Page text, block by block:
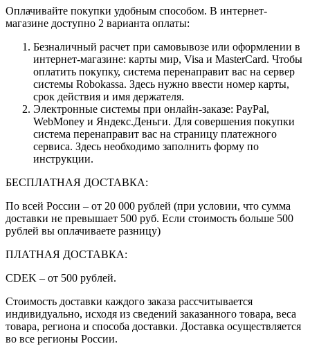
Оплачивайте покупки удобным способом. В интернет-
магазине доступно 2 варианта оплаты:
Безналичный расчет при самовывозе или оформлении в
интернет-магазине: карты мир, Visa и MasterCard. Чтобы
оплатить покупку, система перенаправит вас на сервер
системы Robokassa. Здесь нужно ввести номер карты,
срок действия и имя держателя.
Электронные системы при онлайн-заказе: PayPal,
WebMoney и Яндекс.Деньги. Для совершения покупки
система перенаправит вас на страницу платежного
сервиса. Здесь необходимо заполнить форму по
инструкции.
БЕСПЛАТНАЯ ДОСТАВКА:
По всей России – от 20 000 рублей (при условии, что сумма
доставки не превышает 500 руб. Если стоимость больше 500
рублей вы оплачиваете разницу)
ПЛАТНАЯ ДОСТАВКА:
CDEK – от 500 рублей.
Стоимость доставки каждого заказа рассчитывается
индивидуально, исходя из сведений заказанного товара, веса
товара, региона и способа доставки. Доставка осуществляется
во все регионы России.